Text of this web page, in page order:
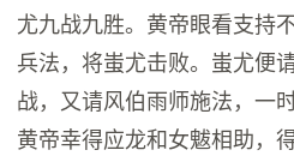
尤九战九胜。黄帝眼看支持
兵法，将蚩尤击败。蚩尤便
战，又请风伯雨师施法，一
黄帝幸得应龙和女魃相助，